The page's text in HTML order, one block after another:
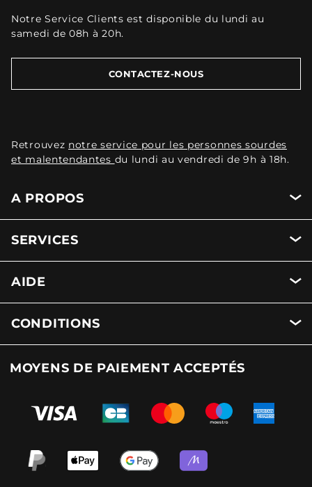
Notre Service Clients est disponible du lundi au
samedi de 08h à 20h.
CONTACTEZ-NOUS
Retrouvez notre service pour les personnes sourdes
et malentendantes du lundi au vendredi de 9h à 18h.
A PROPOS
SERVICES
AIDE
CONDITIONS
MOYENS DE PAIEMENT ACCEPTÉS